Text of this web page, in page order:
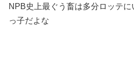
NPB史上最ぐう畜は多分ロッテ
っ子だよな